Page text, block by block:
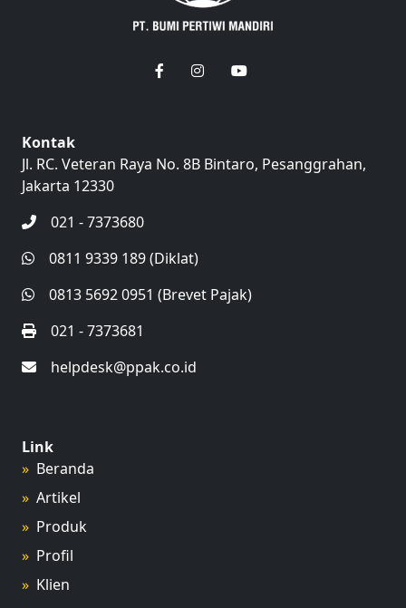
Kontak
Jl. RC. Veteran Raya No. 8B Bintaro, Pesanggrahan,
Jakarta 12330
021 - 7373680
0811 9339 189 (Diklat)
0813 5692 0951 (Brevet Pajak)
021 - 7373681
helpdesk@ppak.co.id
Link
Beranda
Artikel
Produk
Profil
Klien